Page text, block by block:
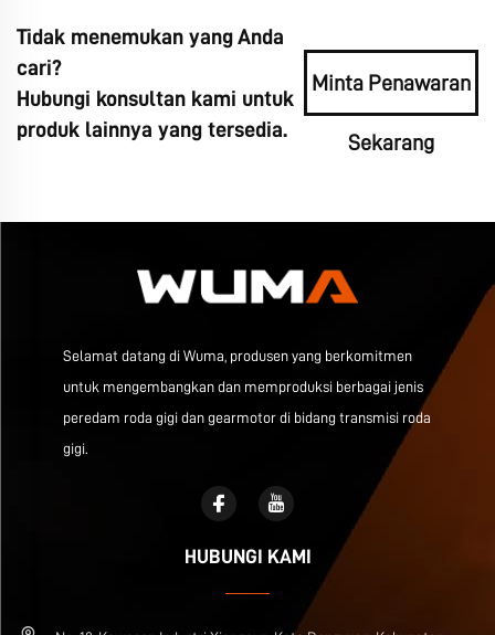
Tidak menemukan yang Anda
cari?
Hubungi konsultan kami untuk
produk lainnya yang tersedia.
Minta Penawaran
Sekarang
Selamat datang di Wuma, produsen yang berkomitmen
untuk mengembangkan dan memproduksi berbagai jenis
peredam roda gigi dan gearmotor di bidang transmisi roda
gigi.
HUBUNGI KAMI